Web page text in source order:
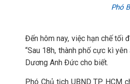
Phó
Đến hôm nay, việc hạn chế tối
“Sau 18h, thành phố cực kì
Dương Anh Đức cho biết.
Phó Chủ tịch UBND TP HCM